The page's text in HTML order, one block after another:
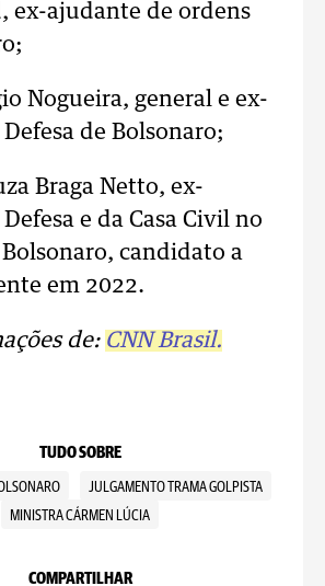
ex-ajudante de ordens
Nogueira, general e ex-
de Bolsonaro;
Braga Netto, ex-
e da Casa Civil no
candidato a
em 2022.
de: CNN Brasil.
TUDO SOBRE
JULGAMENTO TRAMA GOLPISTA
MINISTRA CÁRMEN LÚCIA
COMPARTILHAR